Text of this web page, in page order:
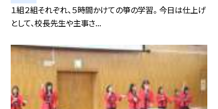
１組２組それぞれ、５時間かけての箏の学習。 今日は仕上げ
として、校長先生や主事さ...